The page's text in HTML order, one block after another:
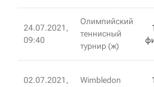
24.07.2021,
09:40
Олимпийский
теннисный
турнир (ж)
02.07.2021,
Wimbledon